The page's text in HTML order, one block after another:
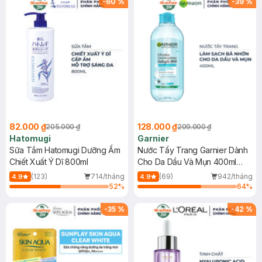
82.000 ₫205.000 ₫
Hatomugi
Sữa Tắm Hatomugi Dưỡng Ẩm
Chiết Xuất Ý Dĩ 800ml
4.9 (123)
714/tháng
52%
128.000 ₫209.000 ₫
Garnier
Nước Tẩy Trang Garnier Dành
Cho Da Dầu Và Mụn 400ml
(Mới)
4.9 (69)
942/tháng
64%
-35 % -42 %